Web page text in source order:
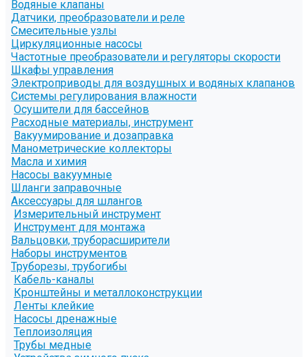
Водяные клапаны
Датчики, преобразователи и реле
Смесительные узлы
Циркуляционные насосы
Частотные преобразователи и регуляторы скорости
Шкафы управления
Электроприводы для воздушных и водяных клапанов
Системы регулирования влажности
Осушители для бассейнов
Расходные материалы, инструмент
Вакуумирование и дозаправка
Манометрические коллекторы
Масла и химия
Насосы вакуумные
Шланги заправочные
Аксессуары для шлангов
Измерительный инструмент
Инструмент для монтажа
Вальцовки, труборасширители
Наборы инструментов
Труборезы, трубогибы
Кабель-каналы
Кронштейны и металлоконструкции
Ленты клейкие
Насосы дренажные
Теплоизоляция
Трубы медные